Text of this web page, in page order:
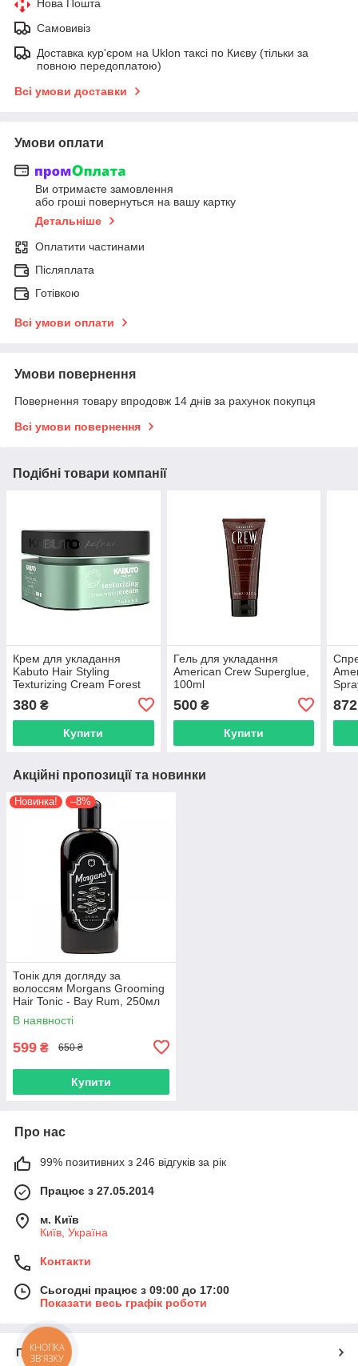
Нова Пошта
Самовивіз
Доставка кур'єром на Uklon таксі по Києву (тільки за
повною передоплатою)
Всі умови доставки
Умови оплати
Ви отримаєте замовлення
або гроші повернуться на вашу картку
Детальніше
Оплатити частинами
Післяплата
Готівкою
Всі умови оплати
Умови повернення
Повернення товару впродовж 14 днів за рахунок покупця
Всі умови повернення
Подібні товари компанії
Крем для укладання
Kabuto Hair Styling
Texturizing Cream Forest
(8685077950223)
380 ₴
Купити
Гель для укладання
American Crew Superglue,
100ml
500₴
Купити
872
Акційні пропозиції та новинки
Новинка! –8%
Тонік для догляду за
волоссям Morgans Grooming
Hair Tonic - Bay Rum, 250мл
В наявності
599 ₴ 650 ₴
Купити
Про нас
99% позитивних з 246 відгуків за рік
Працює з 27.05.2014
м. Київ
Київ, Україна
Контакти
Сьогодні працює з 09:00 до 17:00
Показати весь графік роботи
Про нас
КНОПКА
ЗВ'ЯЗКУ